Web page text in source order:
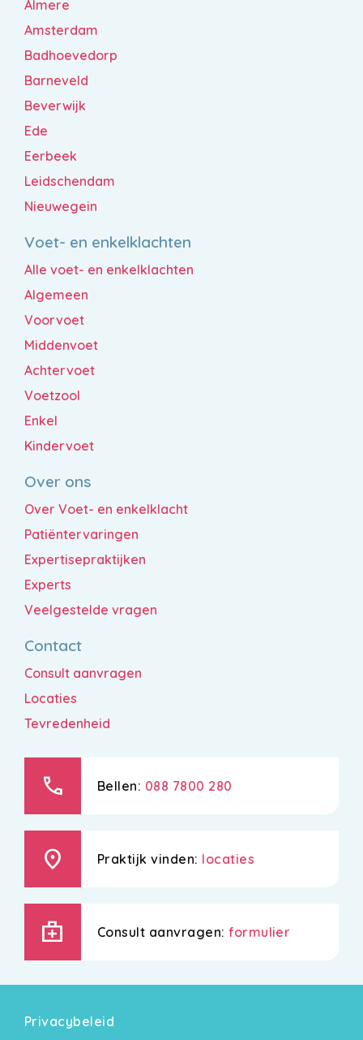
Almere
Amsterdam
Badhoevedorp
Barneveld
Beverwijk
Ede
Eerbeek
Leidschendam
Nieuwegein
Voet- en enkelklachten
Alle voet- en enkelklachten
Algemeen
Voorvoet
Middenvoet
Achtervoet
Voetzool
Enkel
Kindervoet
Over ons
Over Voet- en enkelklacht
Patiëntervaringen
Expertisepraktijken
Experts
Veelgestelde vragen
Contact
Consult aanvragen
Locaties
Tevredenheid
call Bellen: 088 7800 280
location_on Praktijk vinden: locaties
medical_services Consult aanvragen:formulier
Privacybeleid